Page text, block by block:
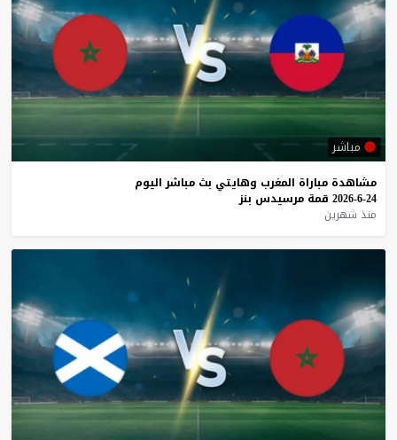
مباشر
مشاهدة مباراة المغرب وهايتي بث مباشر اليوم
24-6-2026
قمة مرسيدس بنز
منذ شهرين